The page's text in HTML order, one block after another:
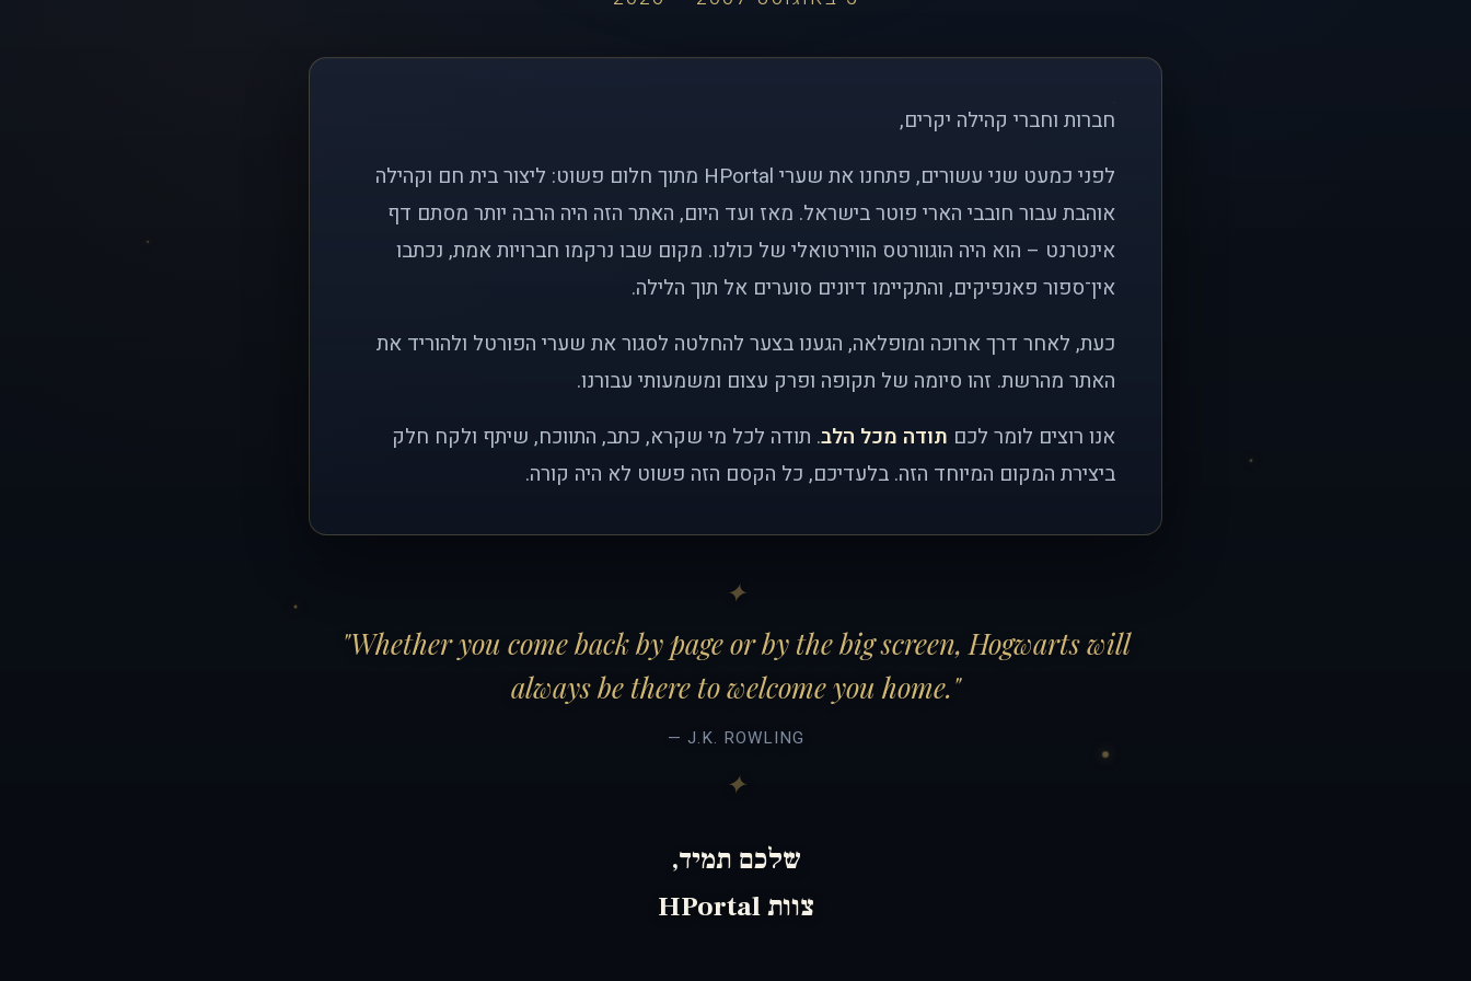
חברות וחברי קהילה יקרים,
לפני כמעט שני עשורים, פתחנו את שערי HPortal מתוך חלום פשוט: ליצור בית חם וקהילה
אוהבת עבור חובבי הארי פוטר בישראל. מאז ועד היום, האתר הזה היה הרבה יותר מסתם דף
אינטרנט – הוא היה הוגוורטס הווירטואלי של כולנו. מקום שבו נרקמו חברויות אמת, נכתבו
אין־ספור פאנפיקים, והתקיימו דיונים סוערים אל תוך הלילה.
כעת, לאחר דרך ארוכה ומופלאה, הגענו בצער להחלטה לסגור את שערי הפורטל ולהוריד את
האתר מהרשת. זהו סיומה של תקופה ופרק עצום ומשמעותי עבורנו.
אנו רוצים לומר לכם תודה מכל הלב. תודה לכל מי שקרא, כתב, התווכח, שיתף ולקח חלק
ביצירת המקום המיוחד הזה. בלעדיכם, כל הקסם הזה פשוט לא היה קורה.
"Whether you come back by page or by the big screen, Hogwarts will
always be there to welcome you home."
— J.K. ROWLING
שלכם תמיד,
צוות HPortal